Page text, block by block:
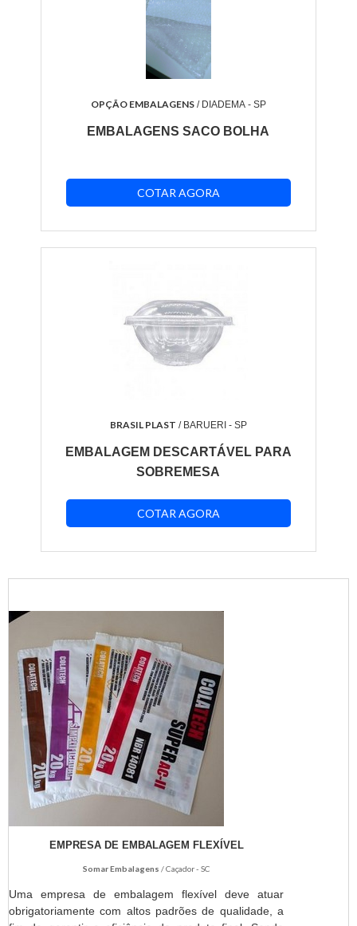
OPÇÃO EMBALAGENS / DIADEMA - SP
EMBALAGENS SACO BOLHA
COTAR AGORA
BRASIL PLAST / BARUERI - SP
EMBALAGEM DESCARTÁVEL PARA
SOBREMESA
COTAR AGORA
EMPRESA DE EMBALAGEM FLEXÍVEL
Somar Embalagens / Caçador - SC
Uma empresa de embalagem flexível deve atuar
obrigatoriamente com altos padrões de qualidade, a